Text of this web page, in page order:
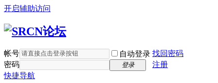
开启辅助访问
帐号 自动登录 找回密码
密码
登录
注册
快捷导航